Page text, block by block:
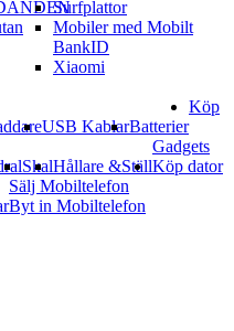
Surfplattor
Mobiler med Mobilt
BankID
Xiaomi
USB KablarBatterier
SkalHållare &Ställ
Köp
Gadgets
Köp dator
Sälj Mobiltelefon
Byt in Mobiltelefon